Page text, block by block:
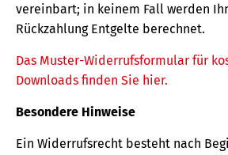
vereinbart; in keinem Fall werden
Rückzahlung Entgelte berechnet.
Das Muster-Widerrufsformular für
Downloads finden Sie hier.
Besondere Hinweise
Ein Widerrufsrecht besteht nach